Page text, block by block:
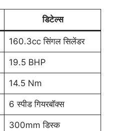
डिटेल्स
160.3cc सिंगल सिलेंडर
19.5 BHP
14.5 Nm
6 स्पीड गियरबॉक्स
300mm डिस्क